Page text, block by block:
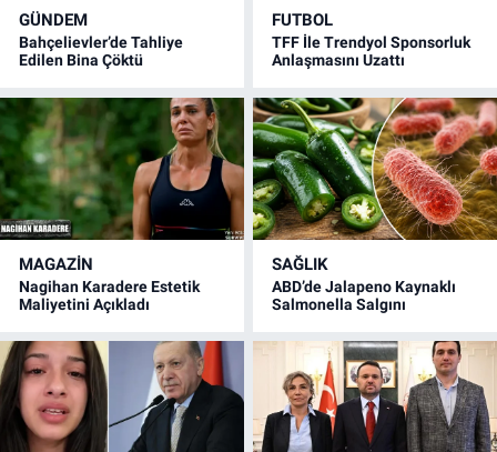
GÜNDEM
Bahçelievler’de Tahliye
Edilen Bina Çöktü
FUTBOL
TFF İle Trendyol Sponsorluk
Anlaşmasını Uzattı
MAGAZİN
Nagihan Karadere Estetik
Maliyetini Açıkladı
SAĞLIK
ABD’de Jalapeno Kaynaklı
Salmonella Salgını